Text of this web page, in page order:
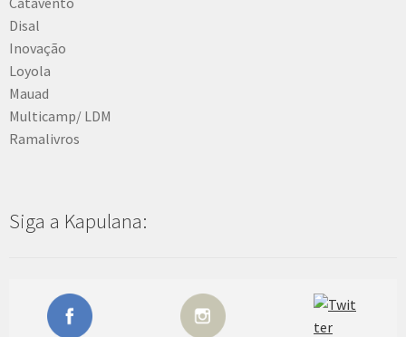
Disal
Inovação
Loyola
Mauad
Multicamp/ LDM
Ramalivros
Siga a Kapulana: